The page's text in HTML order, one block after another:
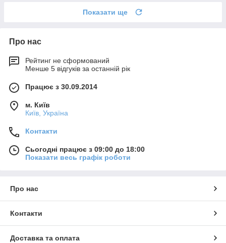
Показати ще
Про нас
Рейтинг не сформований
Менше 5 відгуків за останній рік
Працює з 30.09.2014
м. Київ
Київ, Україна
Контакти
Сьогодні працює з 09:00 до 18:00
Показати весь графік роботи
Про нас
Контакти
Доставка та оплата